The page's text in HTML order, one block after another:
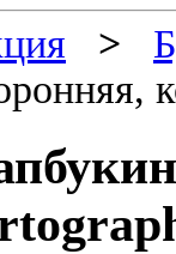
>